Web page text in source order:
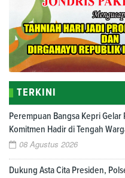
TERKINI
Perempuan Bangsa Kepri
Komitmen Hadir di Tengah
08 Agustus 2026
Dukung Asta Cita Presiden,